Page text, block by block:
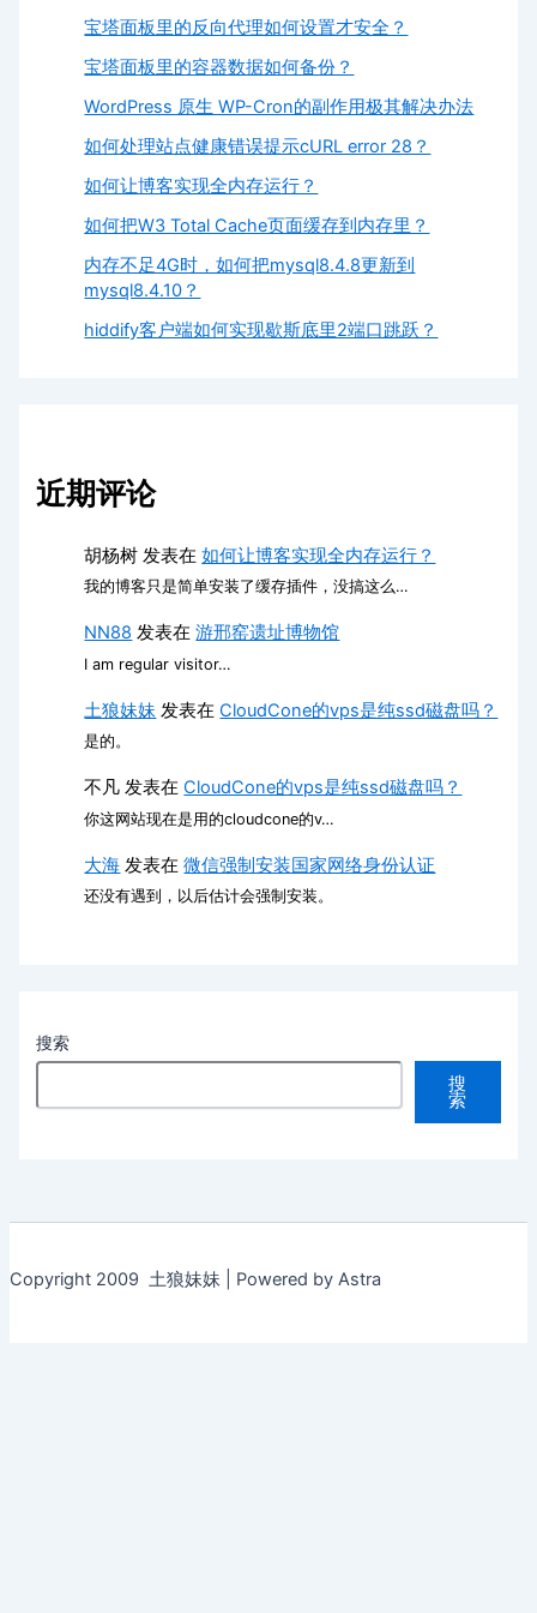
宝塔面板里的反向代理如何设置才安全？
宝塔面板里的容器数据如何备份？
WordPress 原生 WP-Cron的副作用极其解决办法
如何处理站点健康错误提示cURL error 28？
如何让博客实现全内存运行？
如何把W3 Total Cache页面缓存到内存里？
内存不足4G时，如何把mysql8.4.8更新到
mysql8.4.10？
hiddify客户端如何实现歇斯底里2端口跳跃？
近期评论
胡杨树 发表在如何让博客实现全内存运行？
我的博客只是简单安装了缓存插件，没搞这么…
NN88 发表在游邢窑遗址博物馆
I am regular visitor…
土狼妹妹 发表在CloudCone的vps是纯ssd磁盘吗？
是的。
不凡 发表在CloudCone的vps是纯ssd磁盘吗？
你这网站现在是用的cloudcone的v…
大海 发表在微信强制安装国家网络身份认证
还没有遇到，以后估计会强制安装。
搜索
搜
索
Copyright 2009 土狼妹妹 | Powered by Astra